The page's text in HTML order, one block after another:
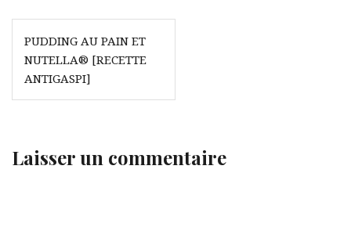
Navigation
de
l’article
PUDDING AU PAIN ET
NUTELLA® [RECETTE
ANTIGASPI]
Laisser un commentaire